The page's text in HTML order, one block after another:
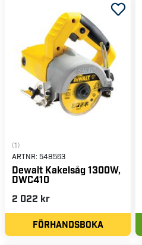
(1)
ARTNR: 548563
Dewalt Kakelsåg 1300W,
DWC410
2 022 kr
FÖRHANDSBOKA